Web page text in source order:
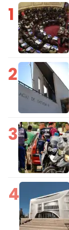
1
2
3
4